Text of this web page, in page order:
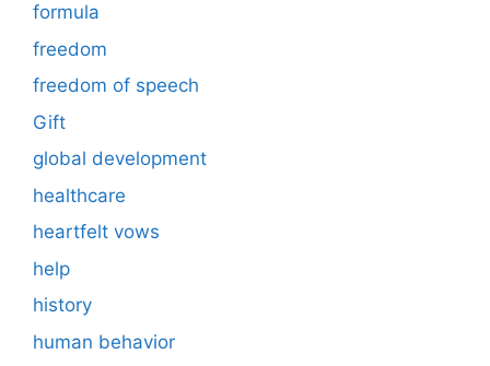
formula
freedom
freedom of speech
Gift
global development
healthcare
heartfelt vows
help
history
human behavior